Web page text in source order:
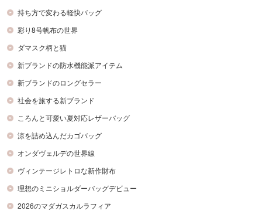
持ち方で変わる軽快バッグ
彩り8号帆布の世界
ダマスク柄と猫
新ブランドの防水機能派アイテム
新ブランドのロングセラー
社会を旅する新ブランド
ころんと可愛い夏対応レザーバッグ
涼を詰め込んだカゴバッグ
オンダヴェルデの世界線
ヴィンテージレトロな新作財布
理想のミニショルダーバッグデビュー
2026のマダガスカルラフィア